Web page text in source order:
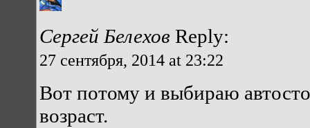
Сергей Белехов Reply:
27 сентября, 2014 at 23:22
Вот потому и выбираю
возраст.